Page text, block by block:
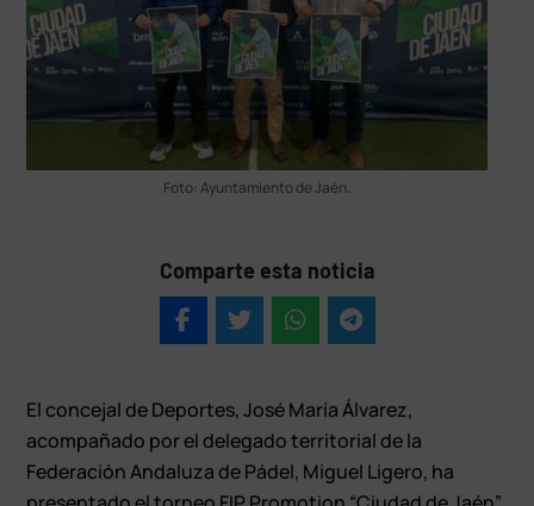
Foto: Ayuntamiento de Jaén.
Comparte esta noticia
El concejal de Deportes, José María Álvarez,
acompañado por el delegado territorial de la
Federación Andaluza de Pádel, Miguel Ligero, ha